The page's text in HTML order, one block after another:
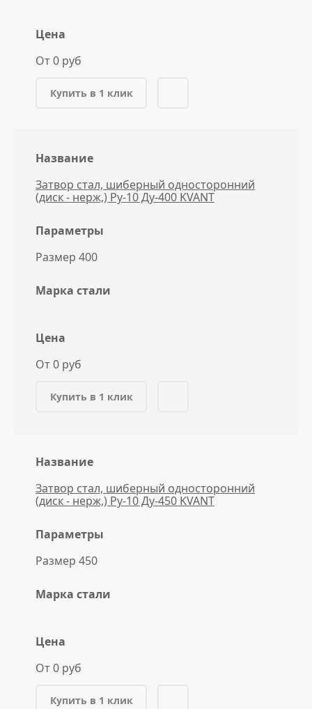
Цена
От 0 руб
Купить в 1 клик
Название
Затвор стал, шиберный односторонний
(диск - нерж,) Ру-10 Ду-400 KVANT
Параметры
Размер 400
Марка стали
Цена
От 0 руб
Купить в 1 клик
Название
Затвор стал, шиберный односторонний
(диск - нерж,) Ру-10 Ду-450 KVANT
Параметры
Размер 450
Марка стали
Цена
От 0 руб
Купить в 1 клик